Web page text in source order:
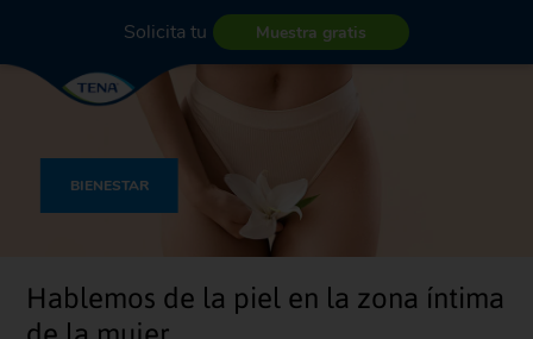
Solicita tu Muestra gratis
BIENESTAR
Hablemos de la piel en la zona íntima